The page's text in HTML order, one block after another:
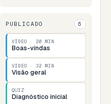
PUBLICADO 6
VÍDEO · 20 MIN
Boas-vindas
VÍDEO · 32 MIN
Visão geral
QUIZ
Diagnóstico inicial